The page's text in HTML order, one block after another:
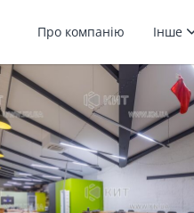
Про компанію Інше